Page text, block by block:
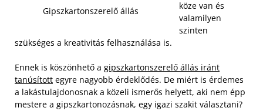
Gipszkartonszerelő állás
köze van és
valamilyen
szinten
szükséges a kreativitás felhasználása is.
Ennek is köszönhető a gipszkartonszerelő állás iránt
tanúsított egyre nagyobb érdeklődés. De miért is érdemes
a lakástulajdonosnak a közeli ismerős helyett, aki nem épp
mestere a gipszkartonozásnak, egy igazi szakit választani?